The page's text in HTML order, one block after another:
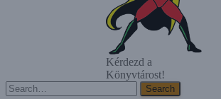
Kérdezd a
Könyvtárost!
Search
Search